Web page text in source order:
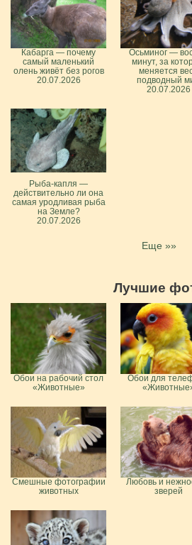
Кабарга — почему
самый маленький
олень живёт без рогов
20.07.2026
Осьминог —
минут, за
меняется
подводный
20.07.2026
Рыба-капля —
действительно ли она
самая уродливая рыба
на Земле?
20.07.2026
Еще »»
Лучшие
Обои на рабочий стол
«Животные»
Обои для
Смешные фотографии
животных
Любовь и
зверей